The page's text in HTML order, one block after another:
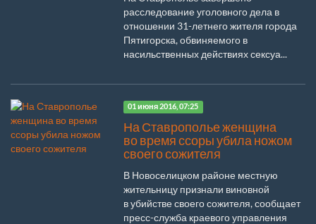
расследование уголовного дела в
отношении 31-летнего жителя города
Пятигорска, обвиняемого в
насильственных действиях сексуа...
01 июня 2016, 07:25
На Ставрополье женщина
во время ссоры убила ножом
своего сожителя
В Новоселицком районе местную
жительницу признали виновной
в убийстве своего сожителя, сообщает
пресс-служба краевого управления